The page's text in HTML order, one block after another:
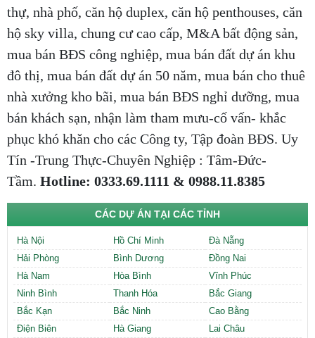
thự, nhà phố, căn hộ duplex, căn hộ penthouses, căn
hộ sky villa, chung cư cao cấp, M&A bất động sản,
mua bán BĐS công nghiệp, mua bán đất dự án khu
đô thị, mua bán đất dự án 50 năm, mua bán cho thuê
nhà xưởng kho bãi, mua bán BĐS nghỉ dưỡng, mua
bán khách sạn, nhận làm tham mưu-cố vấn- khắc
phục khó khăn cho các Công ty, Tập đoàn BĐS. Uy
Tín -Trung Thực-Chuyên Nghiệp : Tâm-Đức-
Tầm. Hotline: 0333.69.1111 & 0988.11.8385
CÁC DỰ ÁN TẠI CÁC TỈNH
Hà Nội Hồ Chí Minh
Đà Nẵng
Hải Phòng
Bình Dương
Đồng Nai
Hà Nam
Hòa Bình
Vĩnh Phúc
Ninh Bình
Thanh Hóa
Bắc Giang
Bắc Kạn
Bắc Ninh
Cao Bằng
Điện Biên
Hà Giang
Lai Châu